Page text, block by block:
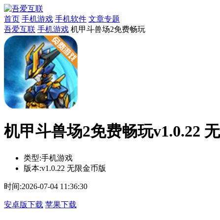
首页 手机游戏 手机软件 文章专题
吾爱互联 手机游戏 机甲斗兽场2免费畅玩
机甲斗兽场2免费畅玩v1.0.22
类型:手机游戏
版本:v1.0.22 无限金币版
时间:2026-07-04 11:36:30
安卓版下载 苹果下载